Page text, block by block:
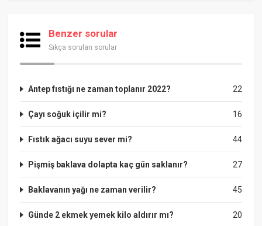
Benzer sorular
Sıkça sorulan sorular
22
Antep fıstığı ne zaman toplanır 2022?
16
Çayı soğuk içilir mi?
44
Fıstık ağacı suyu sever mi?
27
Pişmiş baklava dolapta kaç gün saklanır?
45
Baklavanın yağı ne zaman verilir?
20
Günde 2 ekmek yemek kilo aldırır mı?